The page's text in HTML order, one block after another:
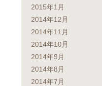
2015年1月
2014年12月
2014年11月
2014年10月
2014年9月
2014年8月
2014年7月